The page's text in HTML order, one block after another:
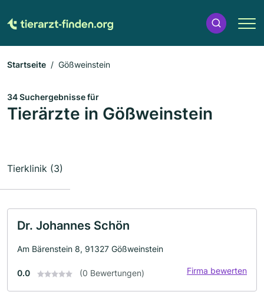
Startseite Gößweinstein
34 Suchergebnisse für
Tierärzte in Gößweinstein
Tierklinik (3)
Dr. Johannes Schön
Am Bärenstein 8, 91327 Gößweinstein
0.0 (0 Bewertungen) Firma bewerten